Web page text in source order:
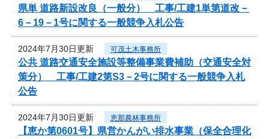
県単 道路新設改良（一般分） 工事/工建1単第道改－
6－19－1号に関する一般競争入札公告
2024年7月30日更新 可茂土木事務所
公共 道路交通安全施設等整備事業費補助（交通安全対
策分） 工事/工建2第S3－2号に関する一般競争入札
公告
2024年7月30日更新 恵那農林事務所
【恵か第0601号】県営かんがい排水事業（保全合理化